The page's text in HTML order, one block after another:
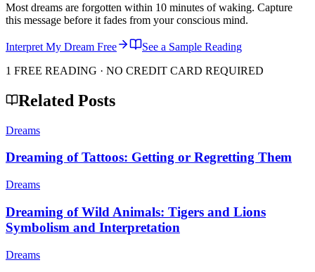
Most dreams are forgotten within 10 minutes of waking. Capture
this message before it fades from your conscious mind.
Interpret My Dream Free
See a Sample Reading
1 FREE READING · NO CREDIT CARD REQUIRED
Related Posts
Dreams
Dreaming of Tattoos: Getting or Regretting Them
Dreams
Dreaming of Wild Animals: Tigers and Lions
Symbolism and Interpretation
Dreams